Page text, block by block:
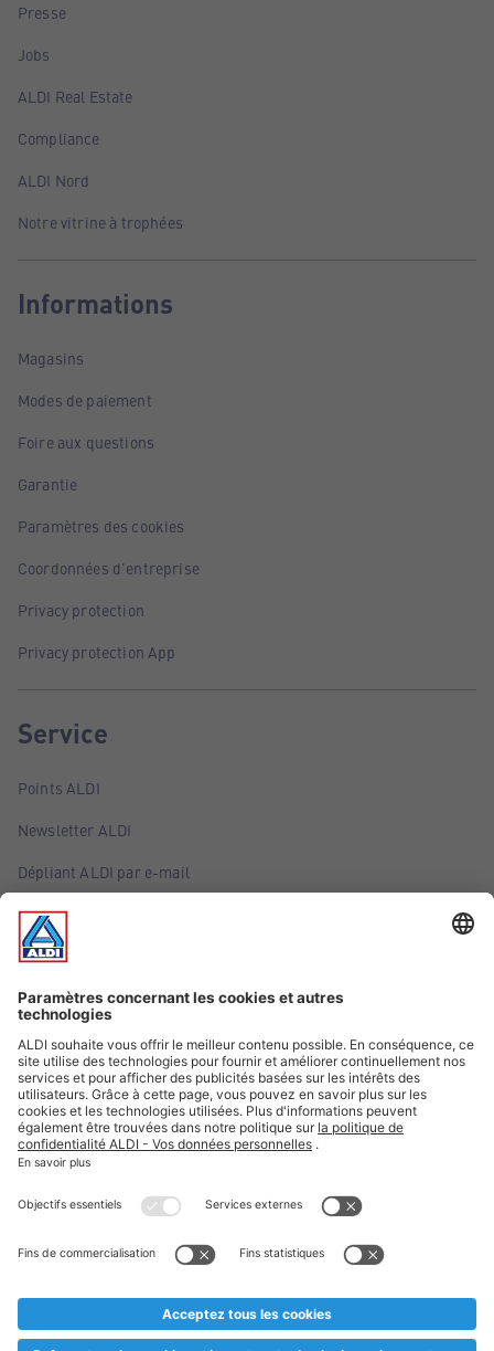
Presse
Jobs
ALDI Real Estate
Compliance
ALDI Nord
Notre vitrine à trophées
Informations
Magasins
Modes de paiement
Foire aux questions
Garantie
Paramètres des cookies
Coordonnées d'entreprise
Privacy protection
Privacy protection App
Service
Points ALDI
Newsletter ALDI
Dépliant ALDI par e-mail
Offres
Infos essentielles
Suivez ALDI Belgique
Textes marqués d'un astérisque et mentions légales
* Nous vendons ces articles temporairement et jusqu'à
au cas où, malgré le planning bien étudié, nous serions
prématurément en rupture de stock. Prix Recupel et TVA incl.
** Sur ce site, l’utilisation de la forme masculine a été adoptée